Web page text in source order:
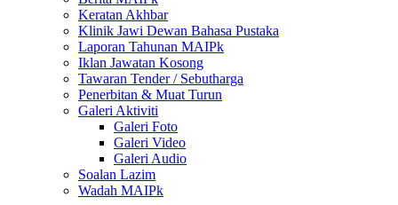
Keratan Akhbar
Klinik Jawi Dewan Bahasa Pustaka
Laporan Tahunan MAIPk
Iklan Jawatan Kosong
Tawaran Tender / Sebutharga
Penerbitan & Muat Turun
Galeri Aktiviti
Galeri Foto
Galeri Video
Galeri Audio
Soalan Lazim
Wadah MAIPk